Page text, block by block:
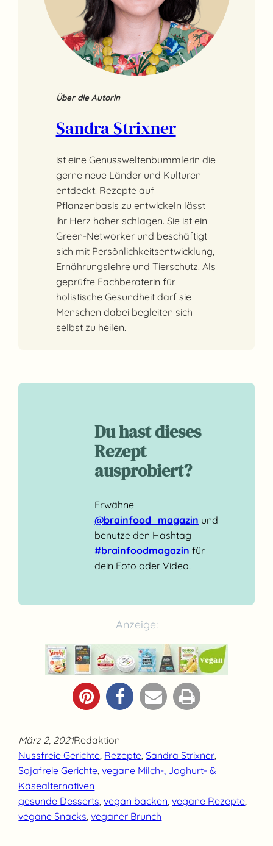
Über die Autorin
Sandra Strixner
ist eine Genussweltenbummlerin die
gerne neue Länder und Kulturen
entdeckt. Rezepte auf
Pflanzenbasis zu entwickeln lässt
ihr Herz höher schlagen. Sie ist ein
Green-Networker und beschäftigt
sich mit Persönlichkeitsentwicklung,
Ernährungslehre und Tierschutz. Als
geprüfte Fachberaterin für
holistische Gesundheit darf sie
Menschen dabei begleiten sich
selbst zu heilen.
Du hast dieses
Rezept
ausprobiert?
Erwähne
@brainfood_magazin und
benutze den Hashtag
#brainfoodmagazin für
dein Foto oder Video!
Anzeige:
März 2, 2021Redaktion
Nussfreie Gerichte Rezepte , Sandra Strixner
Sojafreie Gerichte , vegane Milch-, Joghurt- &
Käsealternativen
gesunde Desserts , vegan backen , vegane Rezepte
vegane Snacks , veganer Brunch